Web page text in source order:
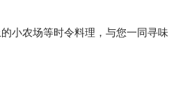
小农场等时令料理，与您一同寻味